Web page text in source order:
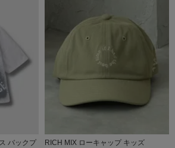
RICH MIX ローキャップ キッズ